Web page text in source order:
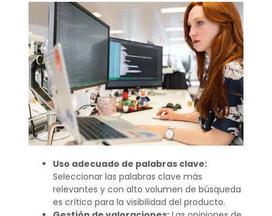
Uso adecuado de palabras clave:
Seleccionar las palabras clave más
relevantes y con alto volumen de búsqueda
es crítico para la visibilidad del producto.